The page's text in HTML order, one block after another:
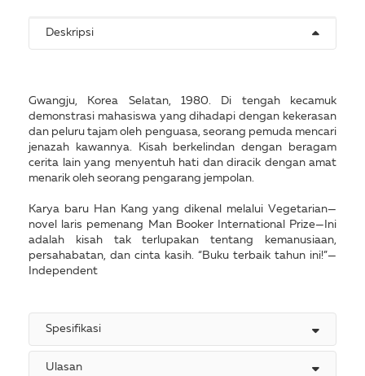
Deskripsi
Gwangju, Korea Selatan, 1980. Di tengah kecamuk
demonstrasi mahasiswa yang dihadapi dengan kekerasan
dan peluru tajam oleh penguasa, seorang pemuda mencari
jenazah kawannya. Kisah berkelindan dengan beragam
cerita lain yang menyentuh hati dan diracik dengan amat
menarik oleh seorang pengarang jempolan.
Karya baru Han Kang yang dikenal melalui Vegetarian—
novel laris pemenang Man Booker International Prize—Ini
adalah kisah tak terlupakan tentang kemanusiaan,
persahabatan, dan cinta kasih. “Buku terbaik tahun ini!”—
Independent
Spesifikasi
Ulasan